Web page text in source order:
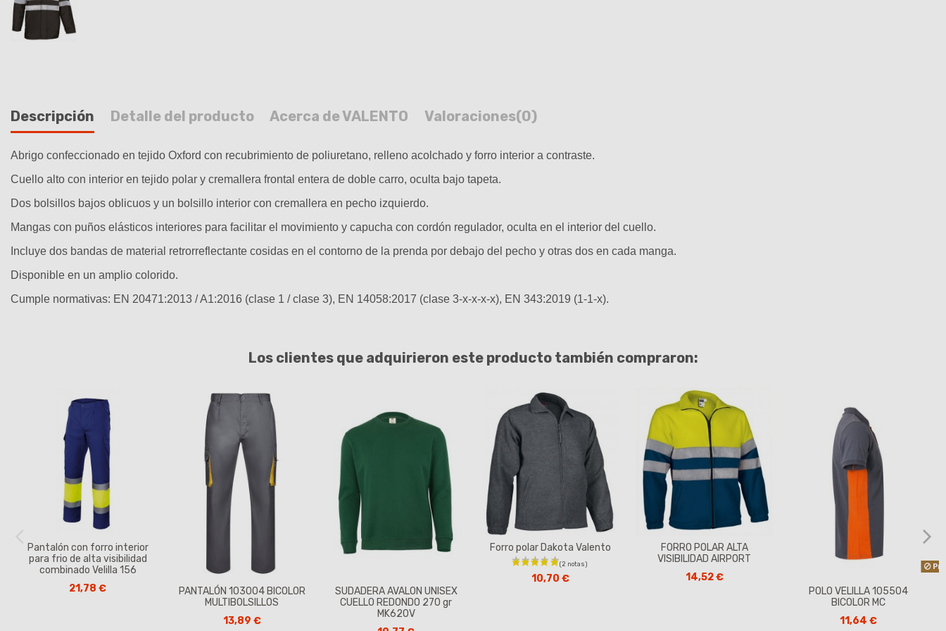
Descripción Detalle del producto Acerca de VALENTO Valoraciones(0)
Abrigo confeccionado en tejido Oxford con recubrimiento de poliuretano, relleno acolchado y forro interior a contraste.
Cuello alto con interior en tejido polar y cremallera frontal entera de doble carro, oculta bajo tapeta.
Dos bolsillos bajos oblicuos y un bolsillo interior con cremallera en pecho izquierdo.
Mangas con puños elásticos interiores para facilitar el movimiento y capucha con cordón regulador, oculta en el interior del cuello.
Incluye dos bandas de material retrorreflectante cosidas en el contorno de la prenda por debajo del pecho y otras dos en cada manga.
Disponible en un amplio colorido.
Cumple normativas: EN 20471:2013 / A1:2016 (clase 1 / clase 3), EN 14058:2017 (clase 3-x-x-x-x), EN 343:2019 (1-1-x).
Los clientes que adquirieron este producto también compraron:
Pantalón con forro interior
para frio de alta visibilidad
combinado Velilla 156
21,78 €
PANTALÓN 103004 BICOLOR
MULTIBOLSILLOS
13,89 €
SUDADERA AVALON UNISEX
CUELLO REDONDO 270 gr
MK620V
Forro polar Dakota Valento
10,70 €
FORRO POLAR ALTA
VISIBILIDAD AIRPORT
14,52 €
POLO VELILLA 105504
BICOLOR MC
11,64 €